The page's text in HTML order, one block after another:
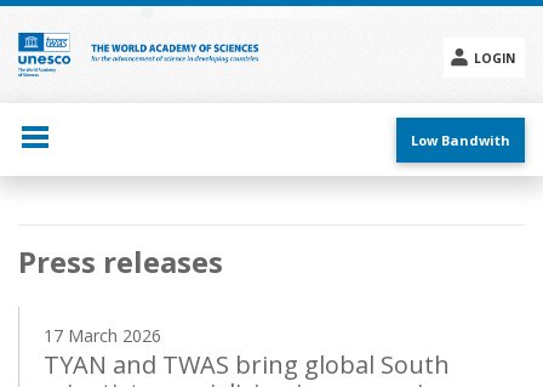
Skip
main
content
LOGIN
menu
Low Bandwith
Main
navigation
Press releases
17 March 2026
TYAN and TWAS bring global South